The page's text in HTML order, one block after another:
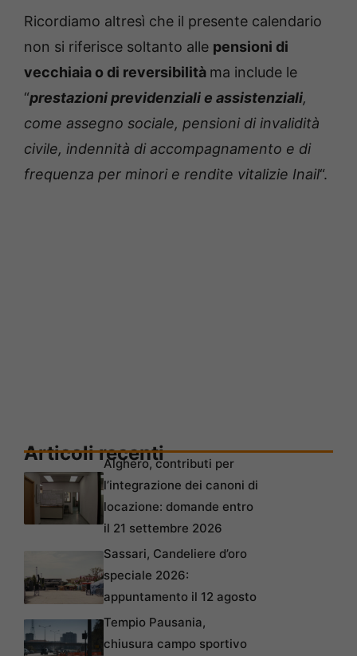
Ricordiamo altresì che il presente calendario
non si riferisce soltanto alle pensioni di
vecchiaia o di reversibilità ma include le
“prestazioni previdenziali e assistenziali,
come assegno sociale, pensioni di invalidità
civile, indennità di accompagnamento e di
frequenza per minori e rendite vitalizie Inail“.
Articoli recentiAlghero, contributi per
l’integrazione dei canoni di
locazione: domande entro
il 21 settembre 2026
Sassari, Candeliere d’oro
speciale 2026:
appuntamento il 12 agosto
Tempio Pausania,
chiusura campo sportivo